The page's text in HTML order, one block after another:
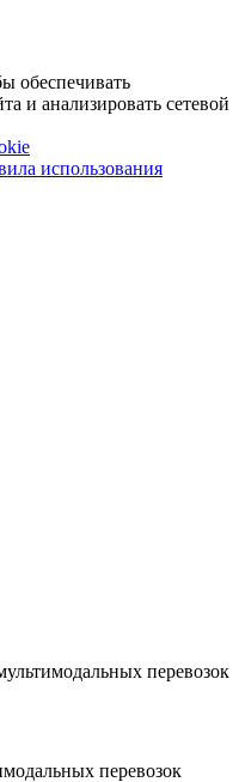
обеспечивать
и анализировать сетевой
использования
перевозок
перевозок